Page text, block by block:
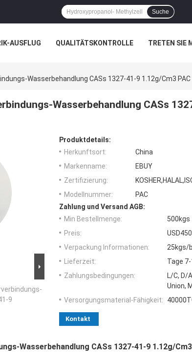
Suche
AUSFLUG QUALITÄTSKONTROLLE TRETEN SIE
Wasserbehandlung CASs 1327-41-9 1.12g/Cm3 PAC
Wasserbehandlung CASs
9
Produktdetails:
Herkunftsort:
China
Markenname:
EBUY
Zertifizierung:
Modellnummer:
PAC
Zahlung und Versand AGB:
Min Bestellmenge:
500kgs
Preis:
Verpackung Informationen:
25kgs/
Lieferzeit:
Tage
Zahlungsbedingungen:
L/C, D/
Union,
Versorgungsmaterial-Fähigkeit:
Kontakt
Wasserbehandlung CASs 1327-41-9 1.12g/